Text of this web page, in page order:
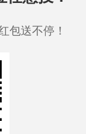
包送不停！